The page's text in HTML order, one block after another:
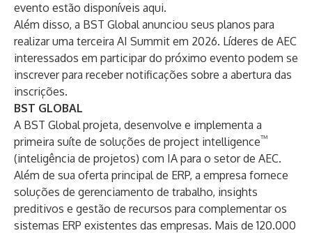
evento estão disponíveis aqui.
Além disso, a BST Global anunciou seus planos para
realizar uma terceira AI Summit em 2026. Líderes de AEC
interessados em participar do próximo evento podem se
inscrever para receber notificações sobre a abertura das
inscrições.
BST GLOBAL
A BST Global projeta, desenvolve e implementa a
primeira suíte de soluções de project intelligence™
(inteligência de projetos) com IA para o setor de AEC.
Além de sua oferta principal de ERP, a empresa fornece
soluções de gerenciamento de trabalho, insights
preditivos e gestão de recursos para complementar os
sistemas ERP existentes das empresas. Mais de 120.000